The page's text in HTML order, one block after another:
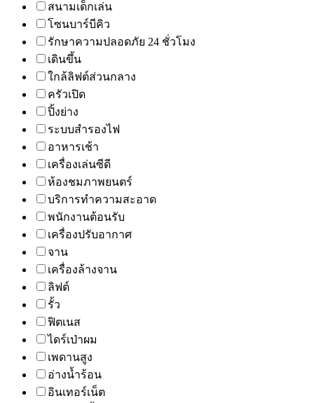
สนามเด็กเล่น
โซนบาร์บีคิว
รักษาความปลอดภัย 24 ชั่วโมง
เดินขึ้น
ใกล้ลิฟต์ส่วนกลาง
ครัวเปิด
ปิ้งย่าง
ระบบสำรองไฟ
อาหารเช้า
เครื่องเล่นซีดี
ห้องชมภาพยนตร์
บริการทำความสะอาด
พนักงานต้อนรับ
เครื่องปรับอากาศ
จาน
เครื่องล้างจาน
ลิฟต์
รั้ว
ฟิตเนส
ไดร์เป่าผม
เพดานสูง
อ่างน้ำร้อน
อินเทอร์เน็ต